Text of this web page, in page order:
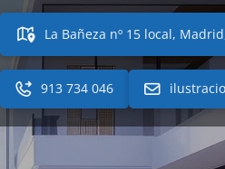
La Bañeza nº 15 local,
913 734 046